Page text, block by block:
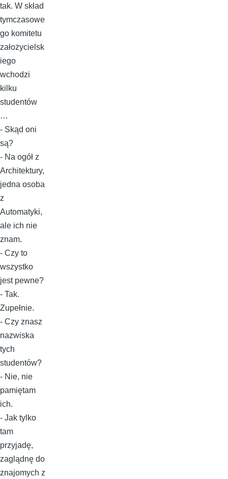
tak. W skład
tymczasowe
go komitetu
założycielsk
iego
wchodzi
kilku
studentów
…
- Skąd oni
są?
- Na ogół z
Architektury,
jedna osoba
z
Automatyki,
ale ich nie
znam.
- Czy to
wszystko
jest pewne?
- Tak.
Zupełnie.
- Czy znasz
nazwiska
tych
studentów?
- Nie, nie
pamiętam
ich.
- Jak tylko
tam
przyjadę,
zaglądnę do
znajomych z